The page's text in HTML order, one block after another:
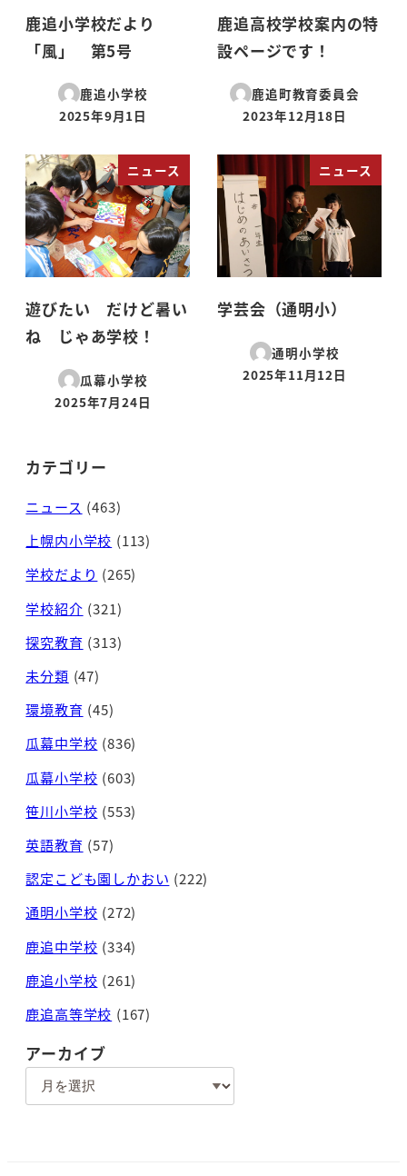
鹿追小学校だより
「風」 第5号
鹿追小学校
投稿日
2025年9月1日
鹿追高校学校案内の特
設ページです！
鹿追町教育委員会
投稿日
2023年12月18日
ニュース
遊びたい だけど暑い
ね じゃあ学校！
瓜幕小学校
投稿日
2025年7月24日
ニュース
学芸会（通明小）
通明小学校
投稿日
2025年11月12日
カテゴリー
ニュース (463)
上幌内小学校 (113)
学校だより (265)
学校紹介 (321)
探究教育 (313)
未分類 (47)
環境教育 (45)
瓜幕中学校 (836)
瓜幕小学校 (603)
笹川小学校 (553)
英語教育 (57)
認定こども園しかおい (222)
通明小学校 (272)
鹿追中学校 (334)
鹿追小学校 (261)
鹿追高等学校 (167)
アーカイブ